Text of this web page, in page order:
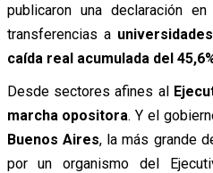
publicaron una declaración
transferencias a
caída real acumulada del
Desde sectores afines al
marcha opositora. Y el
Buenos Aires, la más grande
por un organismo del